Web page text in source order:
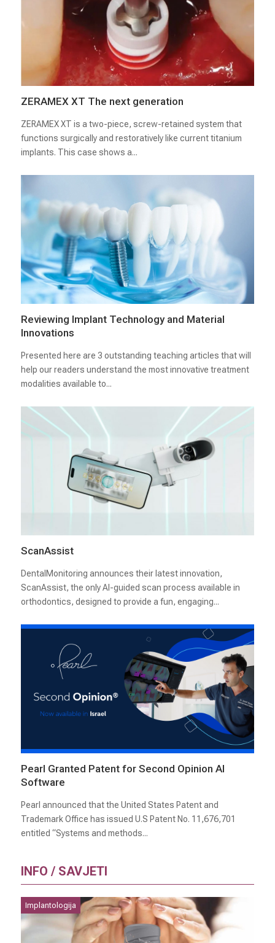
ZERAMEX XT The next generation
ZERAMEX XT is a two-piece, screw-retained system that
functions surgically and restoratively like current titanium
implants. This case shows a...
Reviewing Implant Technology and Material
Innovations
Presented here are 3 outstanding teaching articles that will
help our readers understand the most innovative treatment
modalities available to...
ScanAssist
DentalMonitoring announces their latest innovation,
ScanAssist, the only AI-guided scan process available in
orthodontics, designed to provide a fun, engaging...
Pearl Granted Patent for Second Opinion AI
Software
Pearl announced that the United States Patent and
Trademark Office has issued U.S Patent No. 11,676,701
entitled “Systems and methods...
INFO / SAVJETI
Implantologija